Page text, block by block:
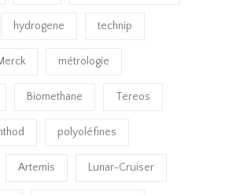
hydrogene technip
métrologie
Biomethane Tereos
polyoléfines
Artemis Lunar-Cruiser